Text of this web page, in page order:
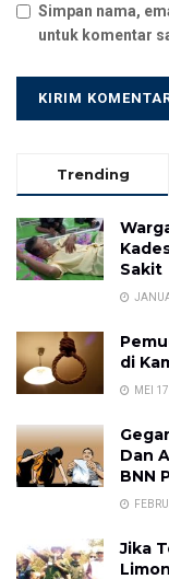
Simpan nama,
untuk komentar
Trending
Sakit
di
MEI
Dan
BNN
Jika